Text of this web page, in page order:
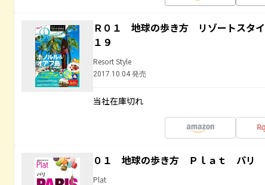
Ｒ０１ 地球の歩き方 リゾートスタ
１９
Resort Style
2017.10.04 発売
当社在庫切れ
０１ 地球の歩き方 Ｐｌａｔ パリ
Plat